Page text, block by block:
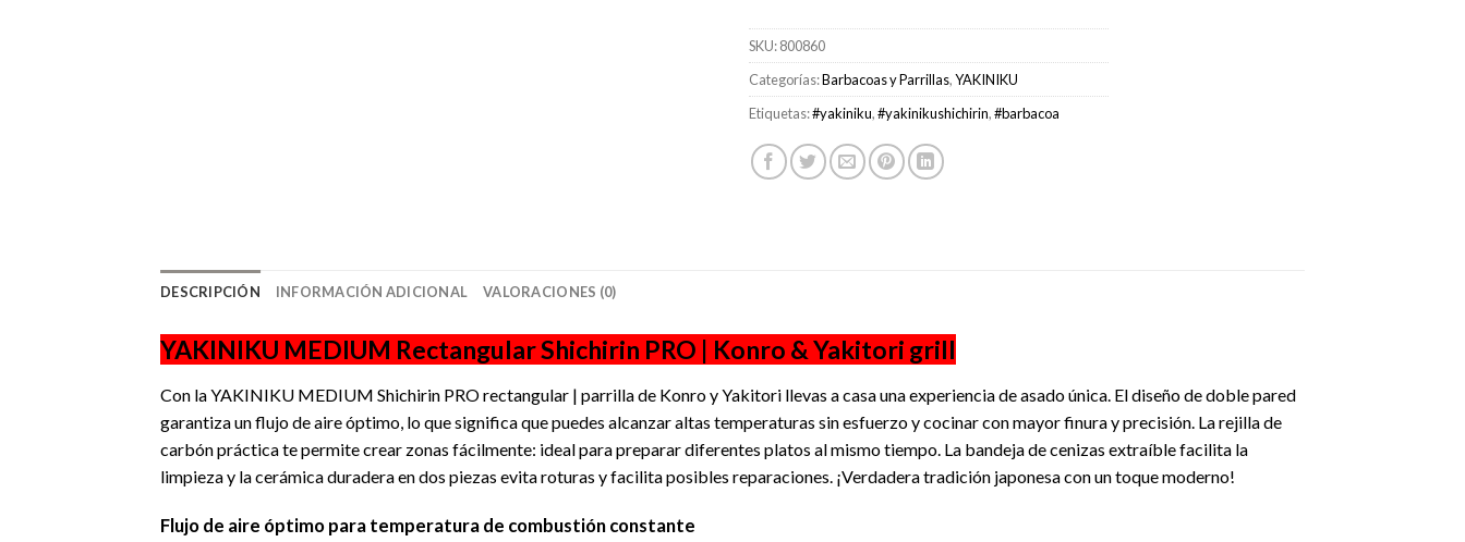
SKU:800860
Categorías:Barbacoas y Parrillas,YAKINIKU
Etiquetas:#yakiniku,#yakinikushichirin,#barbacoa
DESCRIPCIÓN INFORMACIÓN ADICIONAL VALORACIONES (0)
YAKINIKU MEDIUM Rectangular Shichirin PRO | Konro & Yakitori grill
Con la YAKINIKU MEDIUM Shichirin PRO rectangular | parrilla de Konro y Yakitori llevas a casa una experiencia de asado única. El diseño de doble pared
garantiza un flujo de aire óptimo, lo que significa que puedes alcanzar altas temperaturas sin esfuerzo y cocinar con mayor finura y precisión. La rejilla de
carbón práctica te permite crear zonas fácilmente: ideal para preparar diferentes platos al mismo tiempo. La bandeja de cenizas extraíble facilita la
limpieza y la cerámica duradera en dos piezas evita roturas y facilita posibles reparaciones. ¡Verdadera tradición japonesa con un toque moderno!
Flujo de aire óptimo para temperatura de combustión constante